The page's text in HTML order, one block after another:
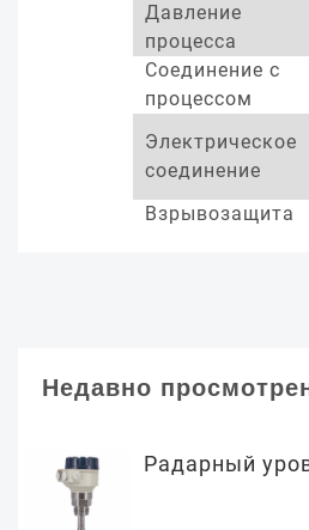
Давление
процесса
Соединение с
процессом
Электрическое
соединение
Взрывозащита
Недавно
Радарный